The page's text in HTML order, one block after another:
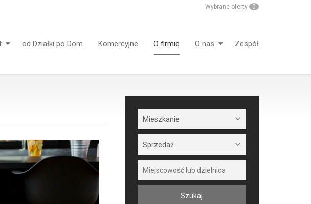
Wybrane oferty 0
od Działki po Dom Komercyjne O firmie O nas Zespół
Mieszkanie
Sprzedaż